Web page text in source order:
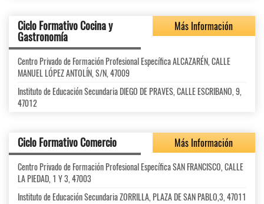
Ciclo Formativo Cocina y
Gastronomía
Más Información
Centro Privado de Formación Profesional Específica ALCAZARÉN, CALLE
MANUEL LÓPEZ ANTOLÍN, S/N, 47009
Instituto de Educación Secundaria DIEGO DE PRAVES, CALLE ESCRIBANO, 9,
47012
Ciclo Formativo Comercio Más Información
Centro Privado de Formación Profesional Específica SAN FRANCISCO, CALLE
LA PIEDAD, 1 Y 3, 47003
Instituto de Educación Secundaria ZORRILLA, PLAZA DE SAN PABLO,3, 47011